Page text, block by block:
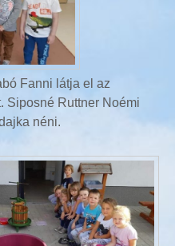
Fanni látja el az
Siposné Ruttner Noémi
néni.